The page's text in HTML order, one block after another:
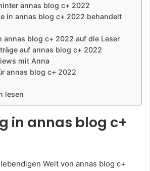
annas blog c+ 2022
in annas blog c+ 2022 behandelt
annas blog c+ 2022 auf die Leser
auf annas blog c+ 2022
mit Anna
annas blog c+ 2022
lesen
in annas blog c+
Welt von annas blog c+